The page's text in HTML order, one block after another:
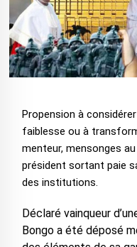
Propension à
faiblesse ou à
menteur, mensonges
président sortant paie
des institutions.
Déclaré vainqueur
Bongo a été déposé